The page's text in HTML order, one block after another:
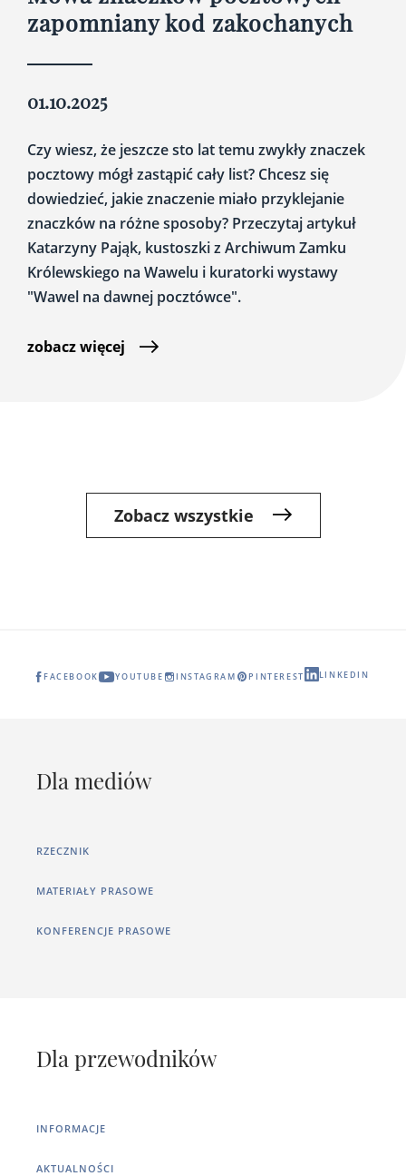
zapomniany kod zakochanych
01.10.2025
Czy wiesz, że jeszcze sto lat temu zwykły znaczek
pocztowy mógł zastąpić cały list? Chcesz się
dowiedzieć, jakie znaczenie miało przyklejanie
znaczków na różne sposoby? Przeczytaj artykuł
Katarzyny Pająk, kustoszki z Archiwum Zamku
Królewskiego na Wawelu i kuratorki wystawy
"Wawel na dawnej pocztówce".
zobacz więcej
Zobacz wszystkie
FACEBOOK YOUTUBE INSTAGRAM PINTEREST LINKEDIN
Dla mediów
RZECZNIK
MATERIAŁY PRASOWE
KONFERENCJE PRASOWE
Dla przewodników
INFORMACJE
AKTUALNOŚCI